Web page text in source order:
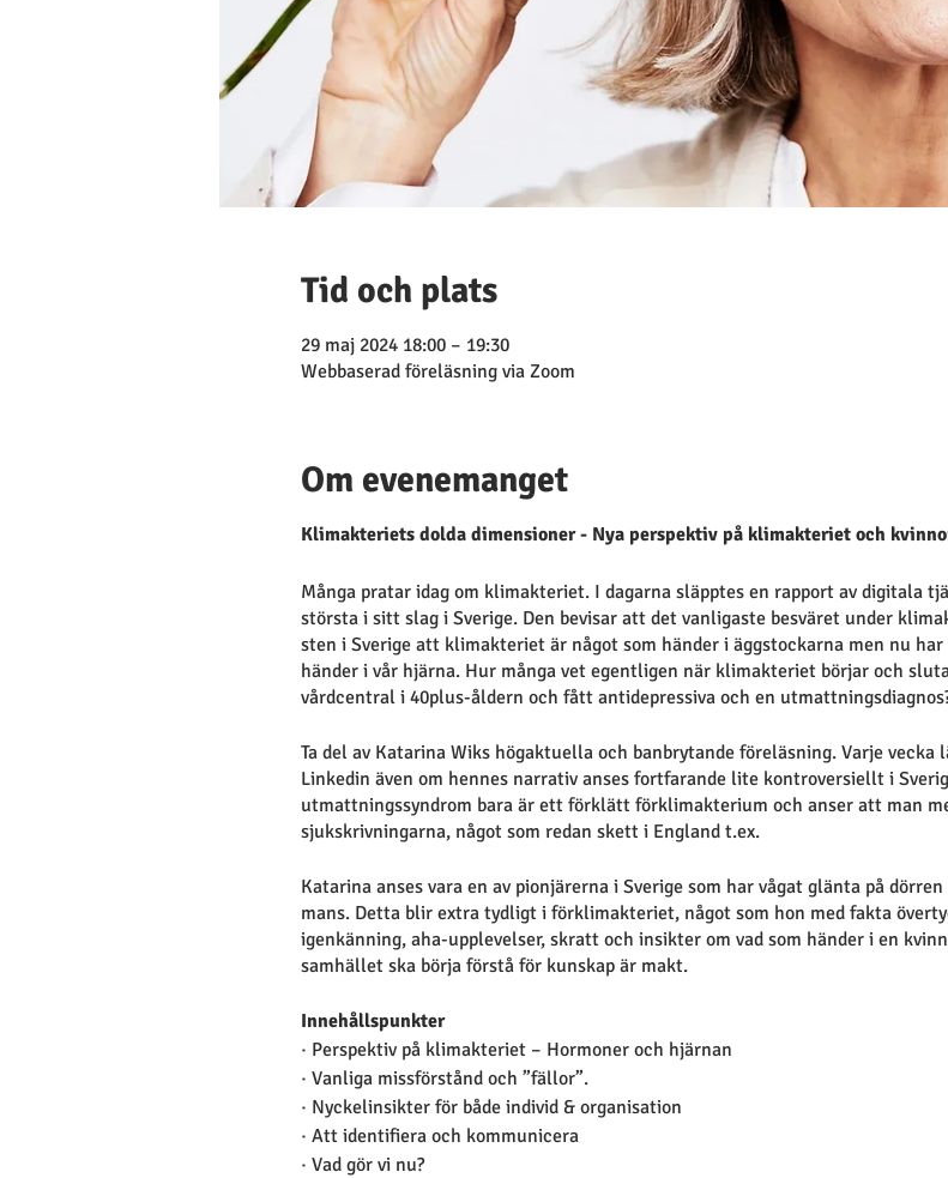
Tid och plats
29 maj 2024 18:00 – 19:30
Webbaserad föreläsning via Zoom
Om evenemanget
Klimakteriets dolda dimensioner - Nya perspektiv på klimakteriet och
Många pratar idag om klimakteriet. I dagarna släpptes en rapport av digitala
största i sitt slag i Sverige. Den bevisar att det vanligaste besväret under
sten i Sverige att klimakteriet är något som händer i äggstockarna men nu
händer i vår hjärna. Hur många vet egentligen när klimakteriet börjar och
vårdcentral i 40plus-åldern och fått antidepressiva och en
Ta del av Katarina Wiks högaktuella och banbrytande föreläsning. Varje vecka
Linkedin även om hennes narrativ anses fortfarande lite kontroversiellt i
utmattningssyndrom bara är ett förklätt förklimakterium och anser att man
sjukskrivningarna, något som redan skett i England t.ex.
Katarina anses vara en av pionjärerna i Sverige som har vågat glänta på
mans. Detta blir extra tydligt i förklimakteriet, något som hon med fakta
igenkänning, aha-upplevelser, skratt och insikter om vad som händer i en
samhället ska börja förstå för kunskap är makt.
Innehållspunkter
· Perspektiv på klimakteriet – Hormoner och hjärnan
· Vanliga missförstånd och ”fällor”.
· Nyckelinsikter för både individ & organisation
· Att identifiera och kommunicera
· Vad gör vi nu?